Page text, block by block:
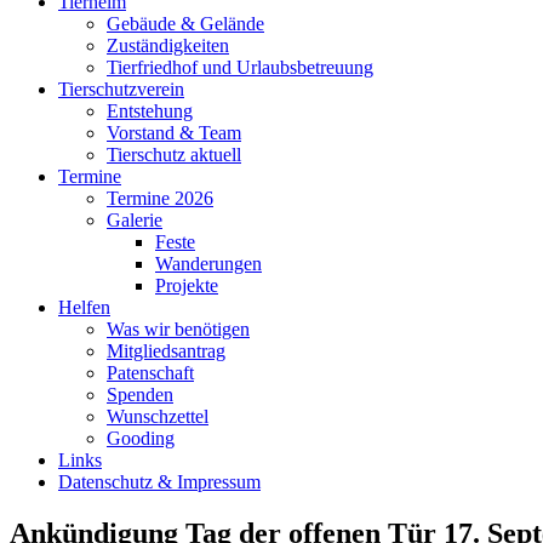
Gebäude & Gelände
Zuständigkeiten
Tierfriedhof und Urlaubsbetreuung
Tierschutzverein
Entstehung
Vorstand & Team
Tierschutz aktuell
Termine
Termine 2026
Galerie
Feste
Wanderungen
Projekte
Helfen
Was wir benötigen
Mitgliedsantrag
Patenschaft
Spenden
Wunschzettel
Gooding
Links
Datenschutz & Impressum
Ankündigung Tag der offenen Tür 17.